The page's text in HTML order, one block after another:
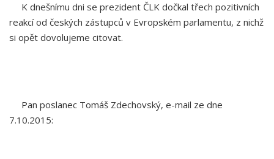
K dnešnímu dni se prezident ČLK dočkal třech pozitivních
reakcí od českých zástupců v Evropském parlamentu, z nichž
si opět dovolujeme citovat.
Pan poslanec Tomáš Zdechovský, e-mail ze dne
7.10.2015: